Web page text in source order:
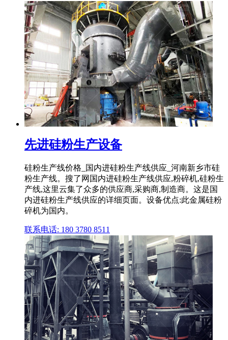
先进硅粉生产设备
硅粉生产线价格_国内进硅粉生产线供应_河南新乡市硅
粉生产线。搜了网国内进硅粉生产线供应,粉碎机,硅粉生
产线,这里云集了众多的供应商,采购商,制造商。这是国
内进硅粉生产线供应的详细页面。设备优点:此金属硅粉
碎机为国内。
联系电话: 180 3780 8511